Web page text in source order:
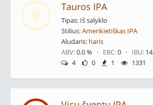
Tauros IPA
Tipas: Iš salyklo
Stilius:Amerikietiškas IPA
Aludaris: haris
ABV:0.0 % · EBC:0 · IBU:
4
0 1 1331